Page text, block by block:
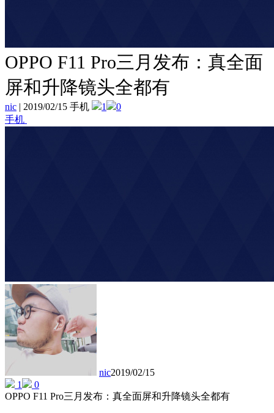
OPPO F11 Pro三月发布：真全面
屏和升降镜头全都有
nic | 2019/02/15 手机 1
0
手机
nic2019/02/15
1
0
OPPO F11 Pro三月发布：真全面屏和升降镜头全都有